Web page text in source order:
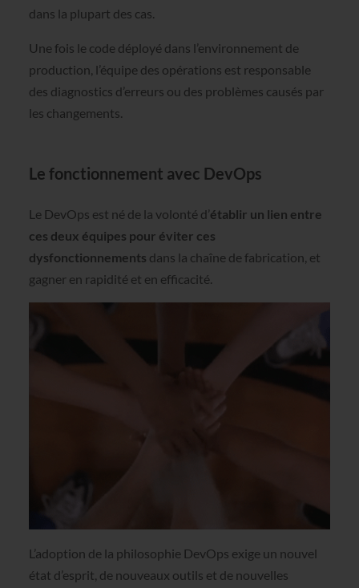
dans la plupart des cas.
Une fois le code déployé dans l’environnement de
production, l’équipe des opérations est responsable
des diagnostics d’erreurs ou des problèmes causés par
les changements.
Le fonctionnement avec DevOps
Le DevOps est né de la volonté d’établir un lien entre
ces deux équipes pour éviter ces
dysfonctionnements dans la chaîne de fabrication, et
gagner en rapidité et en efficacité.
L’adoption de la philosophie DevOps exige un nouvel
état d’esprit, de nouveaux outils et de nouvelles